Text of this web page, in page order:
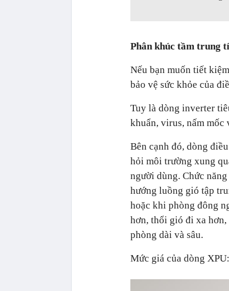
Phân khúc tầm trung
Nếu bạn muốn tiết
bảo vệ sức khỏe của
Tuy là dòng inverter
khuẩn, virus, nấm
Bên cạnh đó, dòng
hỏi môi trường xung
người dùng. Chức
hướng luồng gió tập
hoặc khi phòng đông
hơn, thổi gió đi xa
phòng dài và sâu.
Mức giá của dòng